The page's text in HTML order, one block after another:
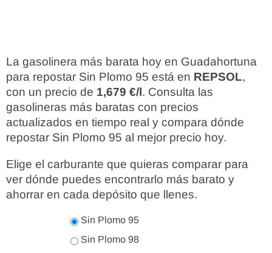
La gasolinera más barata hoy en Guadahortuna
para repostar Sin Plomo 95 está en REPSOL,
con un precio de 1,679 €/l. Consulta las
gasolineras más baratas con precios
actualizados en tiempo real y compara dónde
repostar Sin Plomo 95 al mejor precio hoy.
Elige el carburante que quieras comparar para
ver dónde puedes encontrarlo más barato y
ahorrar en cada depósito que llenes.
Sin Plomo 95
Sin Plomo 98